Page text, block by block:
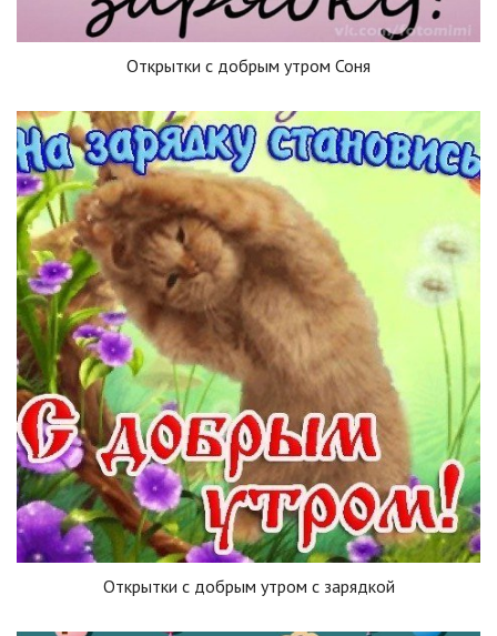
Открытки с добрым утром Соня
Открытки с добрым утром с зарядкой